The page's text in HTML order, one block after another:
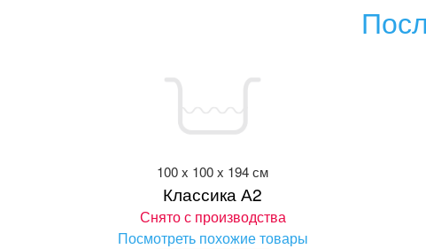
100 x 100 x 194 см
Классика А2
Снято с производства
Посмотреть похожие товары